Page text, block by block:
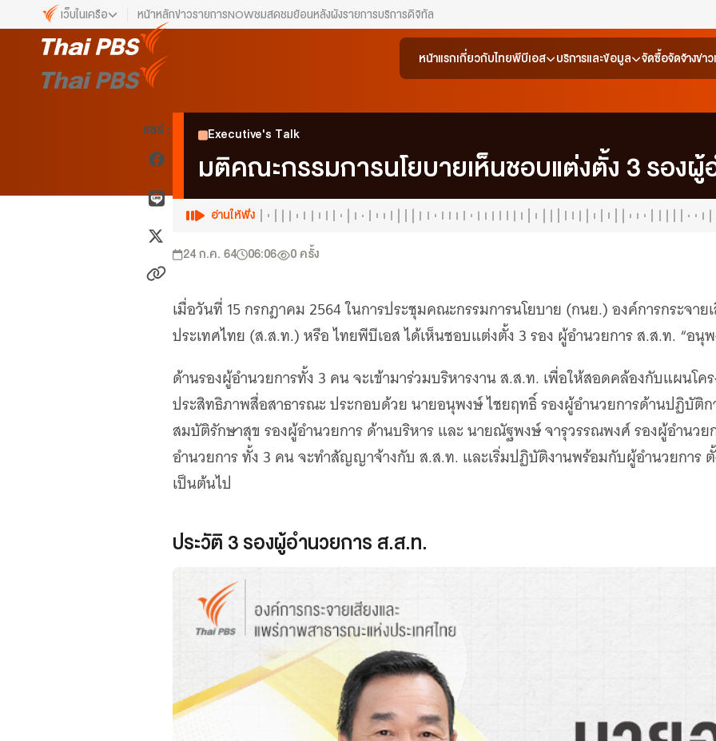
เว็บในเครือ
เว็บไซต์ในเครือ
ALTV
ทุกความสุข...ดูฟรี ไม่มีโฆษณา
The Active
พื้นที่นำเสนอวาระของสังคม
Thai PBS Kids
เรื่องราวดี ๆ สำหรับครอบครัว
Thai PBS Podcast
View The World via The Voice
We Bring Thailand to The World
เพราะพลังการสื่อสารอยู่ในมือคุณ
นิเวศสื่อสาธารณะท้องถิ่นคุณภาพ
จับตาอนาคตประเทศไทย
ตรวจสอบข่าวปลอม คัดกรองข่าวจริง
หน้าหลักข่าวรายการNOWชมสดชมย้อนหลังผังรายการบริการดิจิทัล
หน้าแรกเกี่ยวกับไทยพีบีเอส บริการและข้อมูล จัดซื้อจัดจ้างข่า
แชร์ : Executive's Talk
มติคณะกรรมการนโยบายเห็นชอบแต่งตั้ง 3 รองผู้
อ่านให้ฟัง
24 ก.ค. 64 06:06 0 ครั้ง
เมื่อวันที่ 15 กรกฎาคม 2564 ในการประชุมคณะกรรมการนโยบาย (กนย.) องค์การกระจา
ประเทศไทย (ส.ส.ท.) หรือ ไทยพีบีเอส ได้เห็นชอบแต่งตั้ง 3 รอง ผู้อำนวยการ ส.ส.ท. “อ
ด้านรองผู้อำนวยการทั้ง 3 คน จะเข้ามาร่วมบริหารงาน ส.ส.ท. เพื่อให้สอดคล้องกับแผนโคร
ประสิทธิภาพสื่อสาธารณะ ประกอบด้วย นายอนุพงษ์ ไชยฤทธิ์ รองผู้อำนวยการด้านปฏิบัติก
สมบัติรักษาสุข รองผู้อำนวยการ ด้านบริหาร และ นายณัฐพงษ์ จารุวรรณพงศ์ รองผู้อำนว
อำนวยการ ทั้ง 3 คน จะทำสัญญาจ้างกับ ส.ส.ท. และเริ่มปฏิบัติงานพร้อมกับผู้อำนวยการ
เป็นต้นไป
ประวัติ 3 รองผู้อำนวยการ ส.ส.ท.